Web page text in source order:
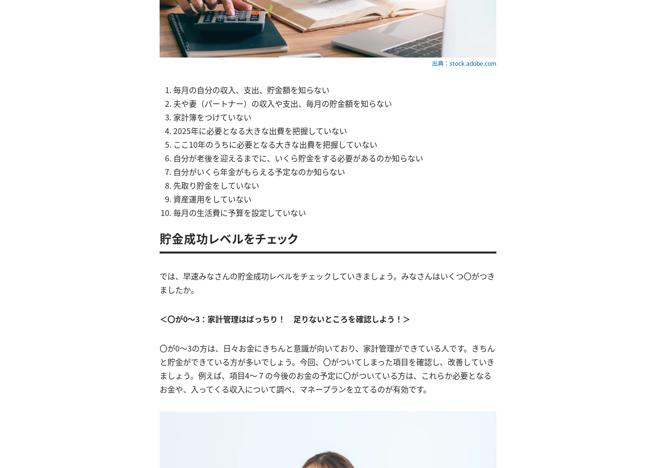
出典：stock.adobe.com
毎月の自分の収入、支出、貯金額を知らない
夫や妻（パートナー）の収入や支出、毎月の貯金額を知らない
家計簿をつけていない
2025年に必要となる大きな出費を把握していない
ここ10年のうちに必要となる大きな出費を把握していない
自分が老後を迎えるまでに、いくら貯金をする必要があるのか知らない
自分がいくら年金がもらえる予定なのか知らない
先取り貯金をしていない
資産運用をしていない
毎月の生活費に予算を設定していない
貯金成功レベルをチェック
では、早速みなさんの貯金成功レベルをチェックしていきましょう。みなさんはいくつ〇がつき
ましたか。
＜〇が0～3：家計管理はばっちり！ 足りないところを確認しよう！＞
〇が0～3の方は、日々お金にきちんと意識が向いており、家計管理ができている人です。きちん
と貯金ができている方が多いでしょう。今回、〇がついてしまった項目を確認し、改善していき
ましょう。例えば、項目4～７の今後のお金の予定に〇がついている方は、これらか必要となる
お金や、入ってくる収入について調べ、マネープランを立てるのが有効です。